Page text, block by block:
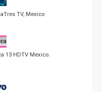
TV, Mexico
13 HDTV Mexico.